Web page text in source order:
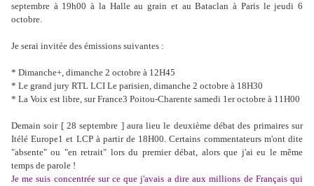
septembre à 19h00 à la Halle au grain et au Bataclan à Paris le jeudi 6
octobre.
Je serai invitée des émissions suivantes :
* Dimanche+, dimanche 2 octobre à 12H45
* Le grand jury RTL LCI Le parisien, dimanche 2 octobre à 18H30
* La Voix est libre, sur France3 Poitou-Charente samedi 1er octobre à 11H00
Demain soir [ 28 septembre ] aura lieu le deuxième débat des primaires sur
Itélé Europe1 et LCP à partir de 18H00. Certains commentateurs m'ont dite
"absente" ou "en retrait" lors du premier débat, alors que j'ai eu le même
temps de parole !
Je me suis concentrée sur ce que j'avais a dire aux millions de Français qui